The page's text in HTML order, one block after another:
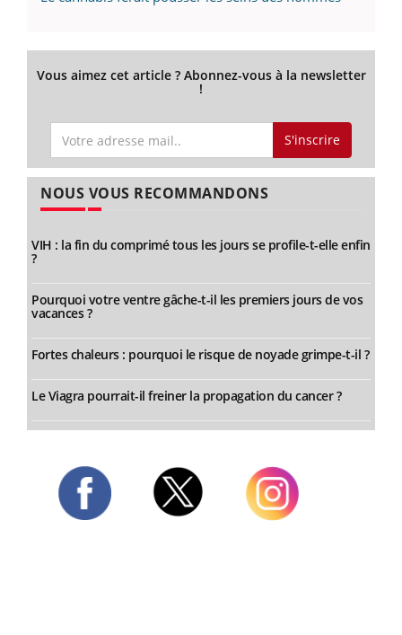
Vous aimez cet article ? Abonnez-vous à la newsletter
!
S'inscrire
NOUS VOUS RECOMMANDONS
VIH : la fin du comprimé tous les jours se profile-t-elle enfin
?
Pourquoi votre ventre gâche-t-il les premiers jours de vos
vacances ?
Fortes chaleurs : pourquoi le risque de noyade grimpe-t-il ?
Le Viagra pourrait-il freiner la propagation du cancer ?